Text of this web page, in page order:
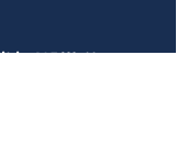
je 415 Watt